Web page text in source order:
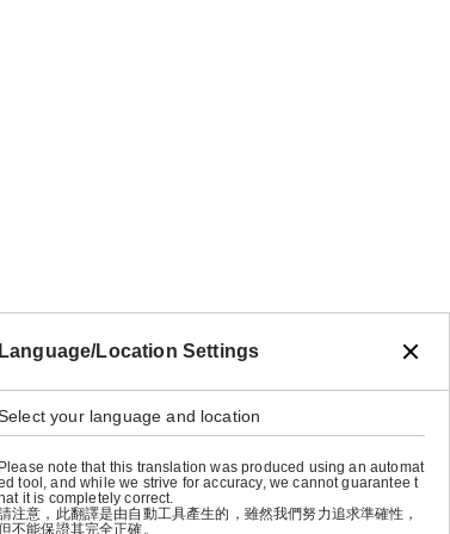
せ
特定商取引法に基づく表示 会社概要
Language/Location Settings
your language and location
Please note that this translation was produced using an automat
tool, and while we strive for accuracy, we cannot guarantee t
hat it is completely correct.
注意，此翻譯是由自動工具產生的，雖然我們努力追求準確性，
不能保證其完全正確。